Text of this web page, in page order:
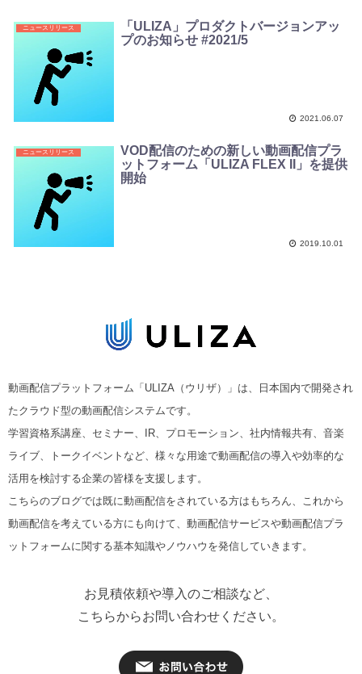
ニュースリリース
「ULIZA」プロダクトバージョンアッ
プのお知らせ #2021/5
2021.06.07
ニュースリリース
VOD配信のための新しい動画配信プラ
ットフォーム「ULIZA FLEX II」を提供
開始
2019.10.01
動画配信プラットフォーム「ULIZA（ウリザ）」は、日本国内で開発され
たクラウド型の動画配信システムです。
学習資格系講座、セミナー、IR、プロモーション、社内情報共有、音楽
ライブ、トークイベントなど、様々な用途で動画配信の導入や効率的な
活用を検討する企業の皆様を支援します。
こちらのブログでは既に動画配信をされている方はもちろん、これから
動画配信を考えている方にも向けて、動画配信サービスや動画配信プラ
ットフォームに関する基本知識やノウハウを発信していきます。
お見積依頼や導入のご相談など、
こちらからお問い合わせください。